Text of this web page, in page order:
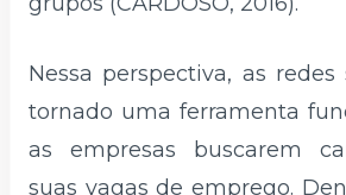
Nessa perspectiva, as
tornado uma ferramenta
as empresas buscarem
suas vagas de emprego.